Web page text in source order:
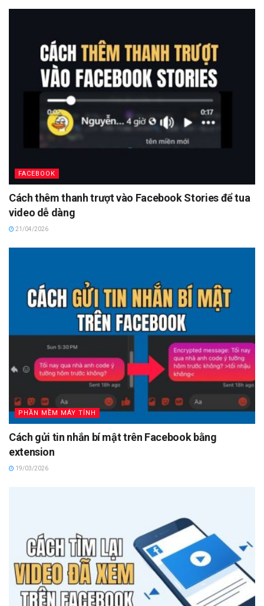
FACEBOOK
Cách thêm thanh trượt vào Facebook Stories để tua
video dễ dàng
21/04/2026
PHẦN MỀM MÁY TÍNH
Cách gửi tin nhắn bí mật trên Facebook bằng
extension
19/03/2026